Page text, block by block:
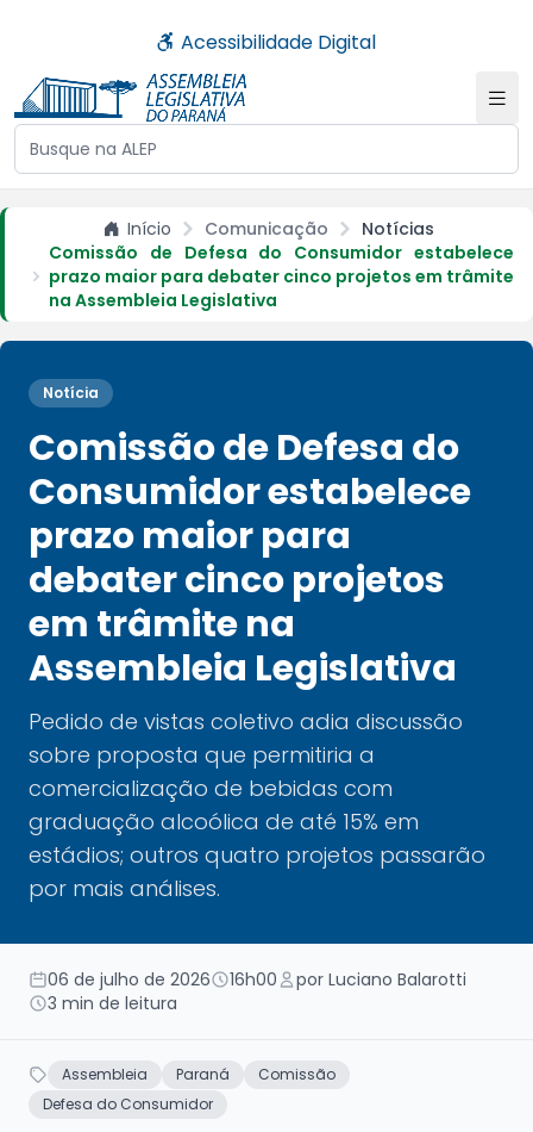
Acessibilidade Digital
Buscar no site da ALEP
Início Comunicação
Notícias
Comissão de Defesa do Consumidor estabelece
prazo maior para debater cinco projetos em trâmite
na Assembleia Legislativa
Notícia
Comissão de Defesa do
Consumidor estabelece
prazo maior para
debater cinco projetos
em trâmite na
Assembleia Legislativa
Pedido de vistas coletivo adia discussão
sobre proposta que permitiria a
comercialização de bebidas com
graduação alcoólica de até 15% em
estádios; outros quatro projetos passarão
por mais análises.
06 de julho de 2026 16h00
por Luciano Balarotti
3 min de leitura
Assembleia Paraná
Comissão
Defesa do Consumidor